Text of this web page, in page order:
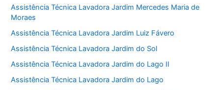
Assistência Técnica Lavadora Jardim Mercedes Maria de
Moraes
Assistência Técnica Lavadora Jardim Luiz Fávero
Assistência Técnica Lavadora Jardim do Sol
Assistência Técnica Lavadora Jardim do Lago II
Assistência Técnica Lavadora Jardim do Lago